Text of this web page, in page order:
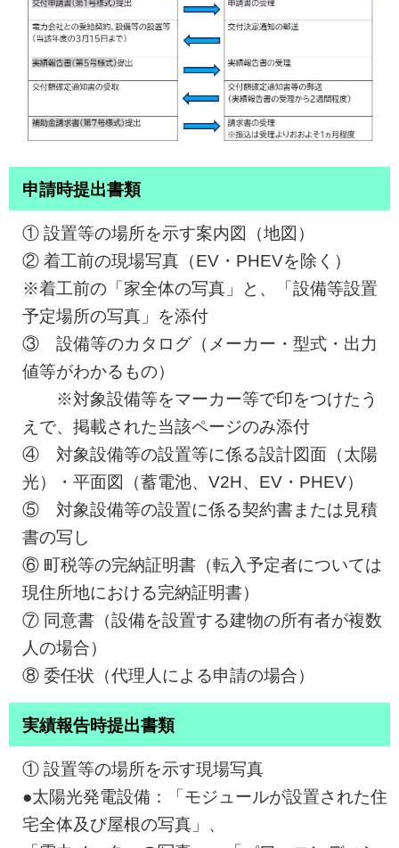
申請時提出書類
① 設置等の場所を示す案内図（地図）
② 着工前の現場写真（EV・PHEVを除く）
※着工前の「家全体の写真」と、「設備等設置
予定場所の写真」を添付
③ 設備等のカタログ（メーカー・型式・出力
値等がわかるもの）
※対象設備等をマーカー等で印をつけたう
えで、掲載された当該ページのみ添付
④ 対象設備等の設置等に係る設計図面（太陽
光）・平面図（蓄電池、V2H、EV・PHEV）
⑤ 対象設備等の設置に係る契約書または見積
書の写し
⑥ 町税等の完納証明書（転入予定者については
現住所地における完納証明書）
⑦ 同意書（設備を設置する建物の所有者が複数
人の場合）
⑧ 委任状（代理人による申請の場合）
実績報告時提出書類
① 設置等の場所を示す現場写真
●太陽光発電設備：「モジュールが設置された住
宅全体及び屋根の写真」、